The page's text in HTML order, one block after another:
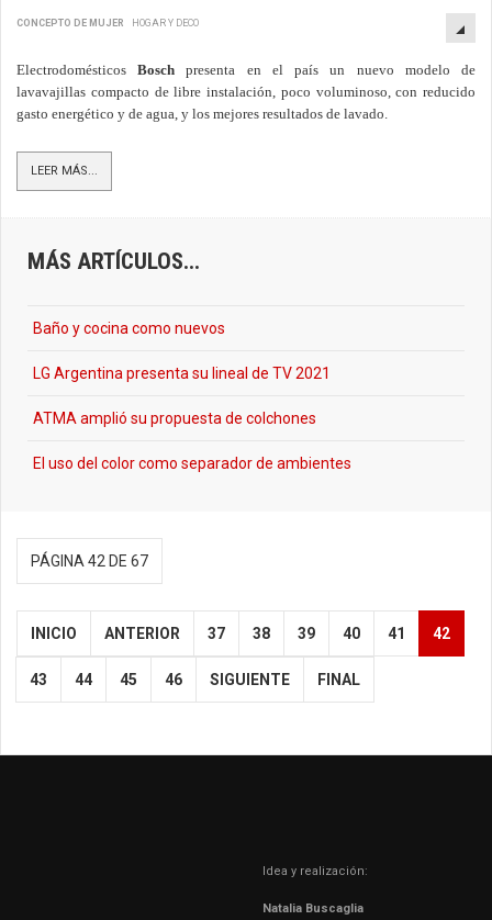
CONCEPTO DE MUJER HOGAR Y DECO
ElectrodomésticosBosch presenta en el país un nuevo modelo de
lavavajillas compacto de libre instalación, poco voluminoso, con reducido
gasto energético y de agua, y los mejores resultados de lavado.
LEER MÁS...
MÁS ARTÍCULOS...
Baño y cocina como nuevos
LG Argentina presenta su lineal de TV 2021
ATMA amplió su propuesta de colchones
El uso del color como separador de ambientes
PÁGINA 42 DE 67
INICIO ANTERIOR 37 38 39 40 41 42
43 44 45 46 SIGUIENTE FINAL
Idea y realización:
Natalia Buscaglia